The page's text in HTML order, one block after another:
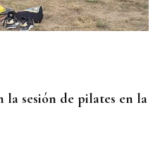
sesión de pilates en la